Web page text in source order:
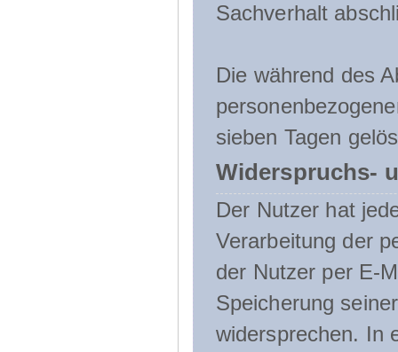
Sachverhalt
Die während des
sieben Tagen
Widerspruchs-
Der Nutzer hat
Verarbeitung der
der Nutzer per E-
Speicherung
widersprechen. In